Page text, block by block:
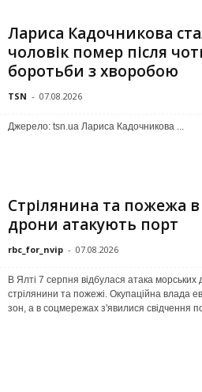
Лариса Кадочникова
чоловік помер після
боротьби з хворобою
TSN - 07.08.2026
Джерело: tsn.ua Лариса Кадочникова ...
Стрілянина та пожежа в
дрони атакують порт
rbc_for_nvip - 07.08.2026
В Ялті 7 серпня відбулася атака
стрілянини та пожежі. Окупаційна влада
зон, а в соцмережах з'явилися свідчення